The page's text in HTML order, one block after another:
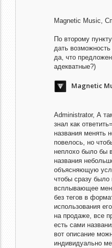
Magnetic Music,
По второму
дать
да, что
адекватные?)
Magnetic
Administrator, А
знал как
названия менять
повелось, но
неплохо было бы
названия
объясняющую
чтобы сразу
всплывающее
без тегов в
использования
на продаже, все
есть сами
вот описание
индивидуально